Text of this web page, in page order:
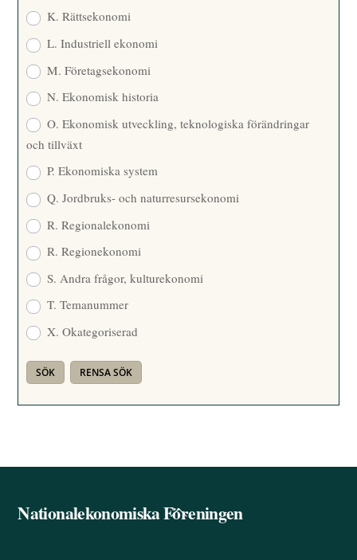
K. Rättsekonomi
L. Industriell ekonomi
M. Företagsekonomi
N. Ekonomisk historia
O. Ekonomisk utveckling, teknologiska förändringar
och tillväxt
P. Ekonomiska system
Q. Jordbruks- och naturresursekonomi
R. Regionalekonomi
R. Regionekonomi
S. Andra frågor, kulturekonomi
T. Temanummer
X. Okategoriserad
Back
Nationalekonomiska Föreningen